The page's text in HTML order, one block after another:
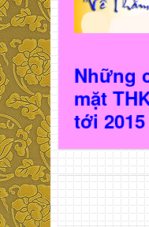
Những
mặt
tới 2015